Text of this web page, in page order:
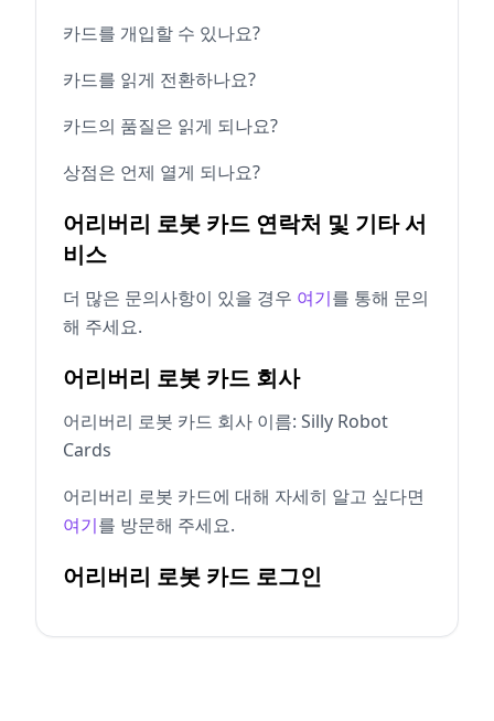
카드를 개입할 수 있나요?
카드를 읽게 전환하나요?
카드의 품질은 읽게 되나요?
상점은 언제 열게 되나요?
어리버리 로봇 카드 연락처 및 기타 서
비스
더 많은 문의사항이 있을 경우 여기를 통해 문의
해 주세요.
어리버리 로봇 카드 회사
어리버리 로봇 카드 회사 이름: Silly Robot
Cards
어리버리 로봇 카드에 대해 자세히 알고 싶다면
여기를 방문해 주세요.
어리버리 로봇 카드 로그인